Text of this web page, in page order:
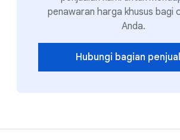
penawaran harga khusus bagi
Anda.
Hubungi bagian